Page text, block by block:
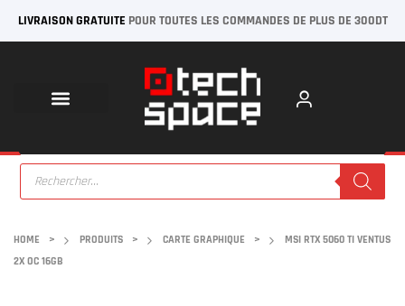
LIVRAISON GRATUITE POUR TOUTES LES COMMANDES DE PLUS DE 300DT
HOME > PRODUITS > CARTE GRAPHIQUE >
MSI RTX 5060 TI VENTUS
2X OC 16GB